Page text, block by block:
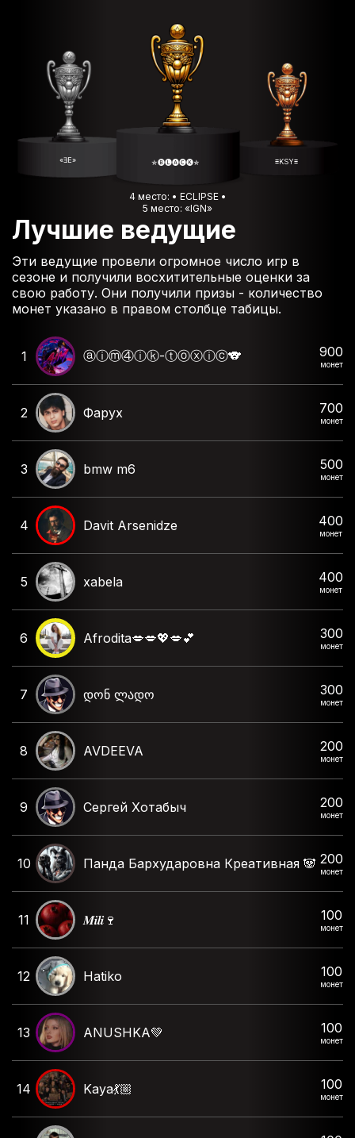
✯🅑🅛🅐🅒🅚✯
«ƎE» ≡KSY≡
4 место: • ECLIPSE •
5 место: «IGN»
Лучшие ведущие
Эти ведущие провели огромное число игр в
сезоне и получили восхитительные оценки за
свою работу. Они получили призы - количество
монет указано в правом столбце табицы.
1 ⓐⓘⓜ④ⓘⓚ-ⓣⓞⓧⓘⓒ🐨 900
монет
2 Фарух 700
монет
3 bmw m6 500
монет
4 Davit Arsenidze 400
монет
5 xabela 400
монет
6 Afrodita💋💋💖💋💕 300
монет
7 დონ ლადო 300
монет
8 AVDEEVA 200
монет
9 Сергей Хотабыч 200
монет
10 Панда Бархударовна Креативная 🐼 200
монет
11 𝑴𝒊𝒍𝒊🍷 100
монет
12 Hatiko 100
монет
13 ANUSHKA💚 100
монет
14 Kaya💃🏼 100
монет